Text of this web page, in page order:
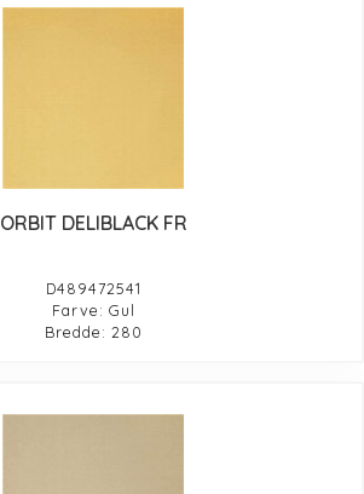
ORBIT DELIBLACK FR
D489472541
Farve: Gul
Bredde: 280